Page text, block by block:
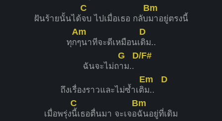
ฝันร้ายนั้นได้
C
จบ ไปเมื่อเธอ กลับ
Bm
มาอยู่ตรงนี้
ทุก
Am
ๆนาทีจะดีเหมือนเ
D
ดิม..
ฉันจะไม่ถ
G
าม..
D/F#
ถึงเรื่องราวและไม่ซ้ำเติ
Em
ม..
D
เมื่อพรุ่ง
C
นี้เธอตื่นมา จะเจอ
Bm
ฉันอยู่ที่เดิม